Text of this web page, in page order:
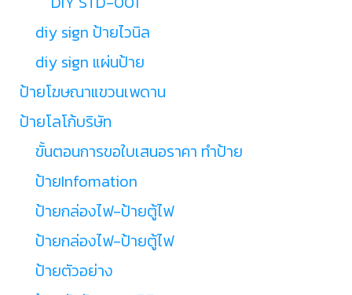
diy sign ป้ายไวนิล
diy sign แผ่นป้าย
ป้ายโฆษณาแขวนเพดาน
ป้ายโลโก้บริษัท
ขั้นตอนการขอใบเสนอราคา ทำป้าย
ป้ายInfomation
ป้ายกล่องไฟ-ป้ายตู้ไฟ
ป้ายกล่องไฟ-ป้ายตู้ไฟ
ป้ายตัวอย่าง